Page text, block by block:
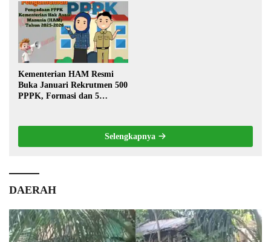
Warga
Kementerian HAM Resmi
Buka Januari Rekrutmen 500
PPPK, Formasi dan 5
Selengkapnya
DAERAH